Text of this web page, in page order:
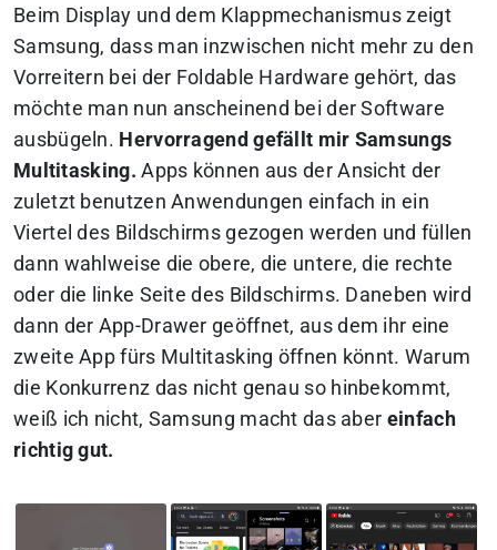
Beim Display und dem Klappmechanismus zeigt
Samsung, dass man inzwischen nicht mehr zu den
Vorreitern bei der Foldable Hardware gehört, das
möchte man nun anscheinend bei der Software
ausbügeln. Hervorragend gefällt mir Samsungs
Multitasking. Apps können aus der Ansicht der
zuletzt benutzen Anwendungen einfach in ein
Viertel des Bildschirms gezogen werden und füllen
dann wahlweise die obere, die untere, die rechte
oder die linke Seite des Bildschirms. Daneben wird
dann der App-Drawer geöffnet, aus dem ihr eine
zweite App fürs Multitasking öffnen könnt. Warum
die Konkurrenz das nicht genau so hinbekommt,
weiß ich nicht, Samsung macht das aber einfach
richtig gut.